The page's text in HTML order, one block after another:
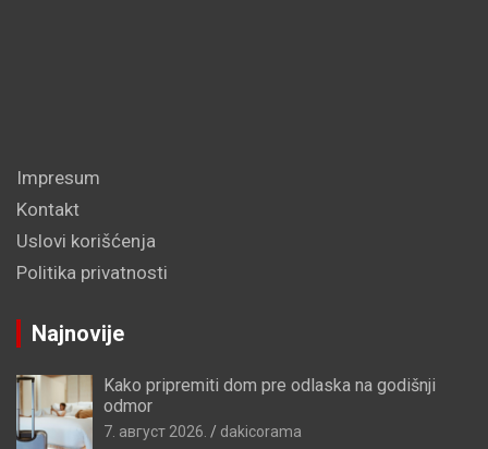
Impresum
Kontakt
Uslovi korišćenja
Politika privatnosti
Najnovije
Kako pripremiti dom pre odlaska na godišnji
odmor
7. август 2026. dakicorama